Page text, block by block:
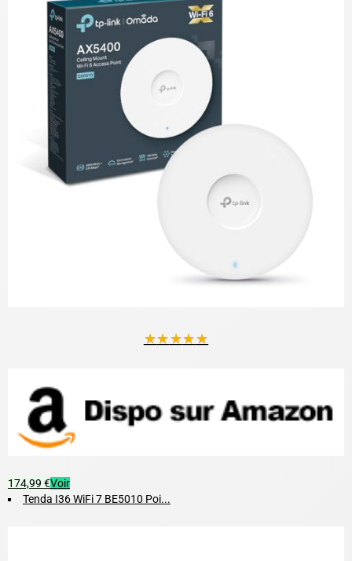
★★★★★
174,99 €Voir
Tenda I36 WiFi 7 BE5010 Poi...